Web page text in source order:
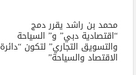
محمد بن راشد يقرر دمج
“اقتصادية دبي” و” السياحة
والتسويق التجاري” لتكون “دائرة
الاقتصاد والسياحة”